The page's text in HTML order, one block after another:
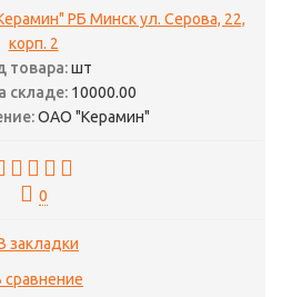
РБ Минск ул. Серова, 22,
корп. 2
товара: шт
складе:10000.00
ОАО "Керамин"
0
закладки
сравнение